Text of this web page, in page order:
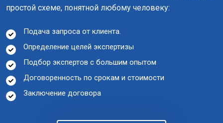
простой схеме, понятной любому человеку:
Подача запроса от клиента.
Определение целей экспертизы
Подбор экспертов с большим опытом
Договоренность по срокам и стоимости
Заключение договора